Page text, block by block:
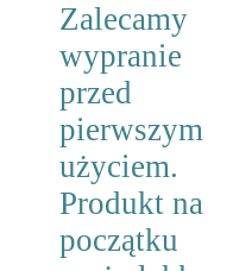
Zalecamy
wypranie
przed
pierwszym
użyciem.
Produkt na
początku